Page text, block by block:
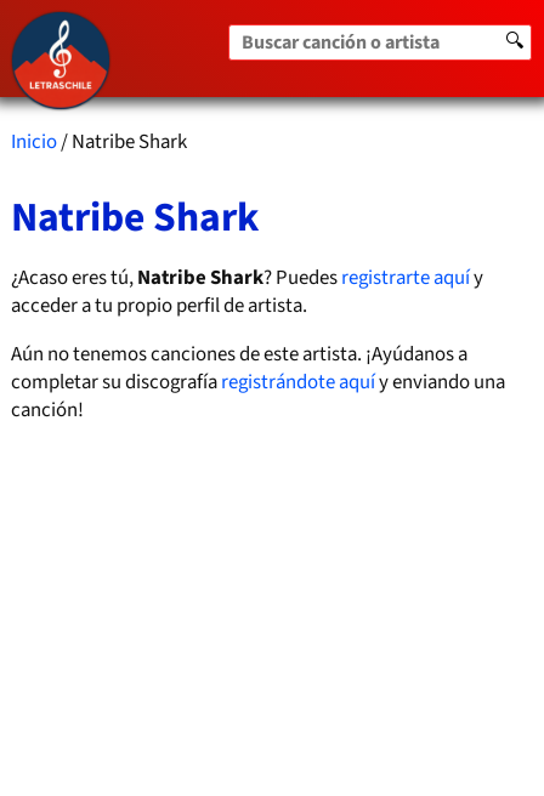
Buscar canción o artista 🔍
Inicio/ Natribe Shark
Natribe Shark
¿Acaso eres tú,Natribe Shark? Puedesregistrarte aquíy
acceder a tu propio perfil de artista.
Aún no tenemos canciones de este artista. ¡Ayúdanos a
completar su discografíaregistrándote aquíy enviando una
canción!